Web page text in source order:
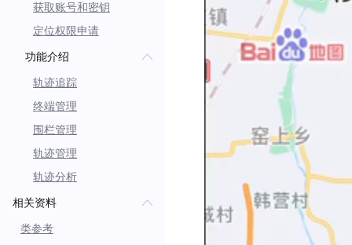
获取账号和密钥
定位权限申请
功能介绍
轨迹追踪
终端管理
围栏管理
轨迹管理
轨迹分析
相关资料
类参考